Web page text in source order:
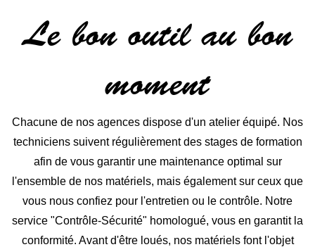
Le bon outil au bon
moment
Chacune de nos agences dispose d'un atelier équipé. Nos
techniciens suivent régulièrement des stages de formation
afin de vous garantir une maintenance optimal sur
l'ensemble de nos matériels, mais également sur ceux que
vous nous confiez pour l'entretien ou le contrôle. Notre
service "Contrôle-Sécurité" homologué, vous en garantit la
conformité. Avant d'être loués, nos matériels font l'objet